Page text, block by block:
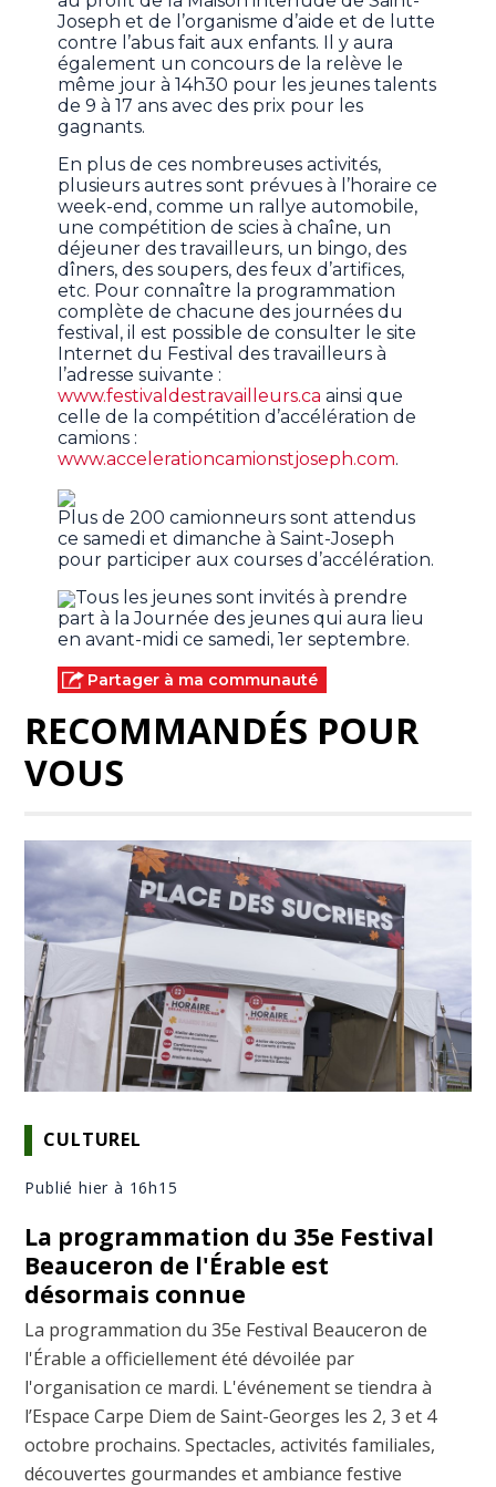
Joseph et de l’organisme d’aide et de lutte
contre l’abus fait aux enfants. Il y aura
également un concours de la relève le
même jour à 14h30 pour les jeunes talents
de 9 à 17 ans avec des prix pour les
gagnants.
En plus de ces nombreuses activités,
plusieurs autres sont prévues à l’horaire ce
week-end, comme un rallye automobile,
une compétition de scies à chaîne, un
déjeuner des travailleurs, un bingo, des
dîners, des soupers, des feux d’artifices,
etc. Pour connaître la programmation
complète de chacune des journées du
festival, il est possible de consulter le site
Internet du Festival des travailleurs à
l’adresse suivante :
www.festivaldestravailleurs.ca ainsi que
celle de la compétition d’accélération de
camions :
www.accelerationcamionstjoseph.com.
Plus de 200 camionneurs sont attendus
ce samedi et dimanche à Saint-Joseph
pour participer aux courses d’accélération.
Tous les jeunes sont invités à prendre
part à la Journée des jeunes qui aura lieu
en avant-midi ce samedi, 1er septembre.
Partager à ma communauté
RECOMMANDÉS POUR
VOUS
CULTUREL
Publié hier à 16h15
La programmation du 35e Festival
Beauceron de l'Érable est
désormais connue
La programmation du 35e Festival Beauceron de
l'Érable a officiellement été dévoilée par
l'organisation ce mardi. L'événement se tiendra à
l’Espace Carpe Diem de Saint-Georges les 2, 3 et 4
octobre prochains. Spectacles, activités familiales,
découvertes gourmandes et ambiance festive